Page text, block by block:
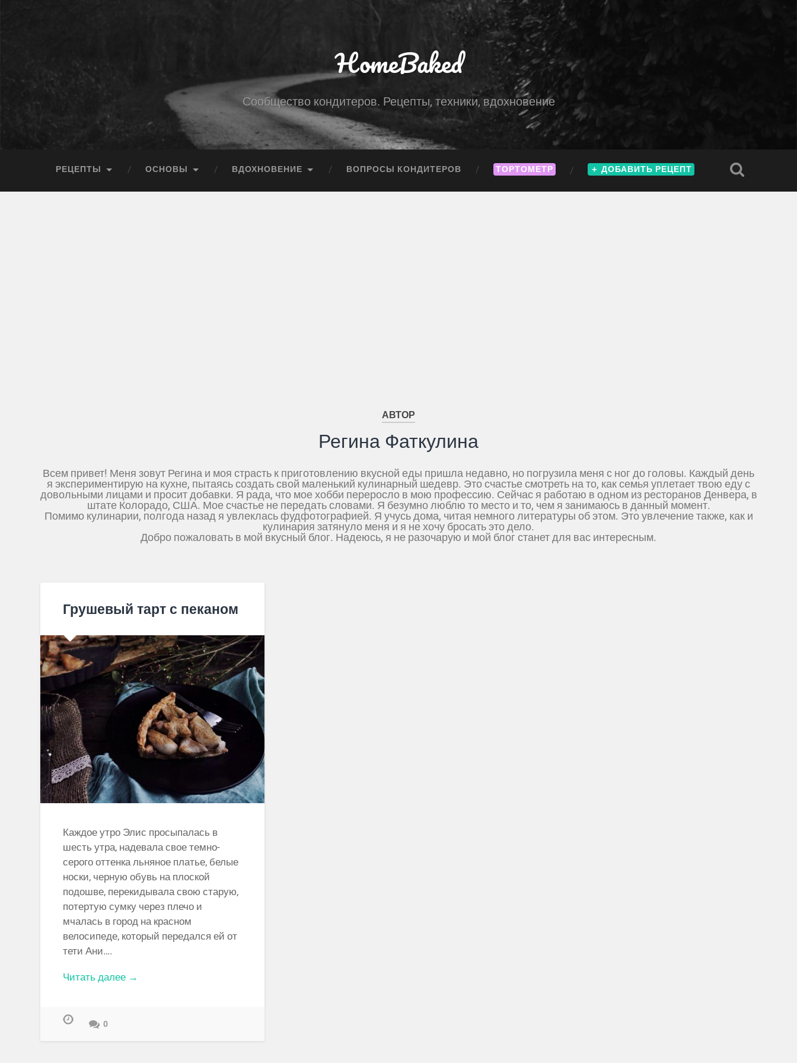
HomeBaked
Сообщество кондитеров. Рецепты, техники, вдохновение
РЕЦЕПТЫ ОСНОВЫ ВДОХНОВЕНИЕ ВОПРОСЫ КОНДИТЕРОВ ТОРТОМЕТР ＋ ДОБАВИТЬ РЕЦЕПТ
АВТОР
Регина Фаткулина
Всем привет! Меня зовут Регина и моя страсть к приготовлению вкусной еды пришла недавно, но погрузила меня с ног до головы. Каждый день
я экспериментирую на кухне, пытаясь создать свой маленький кулинарный шедевр. Это счастье смотреть на то, как семья уплетает твою еду с
довольными лицами и просит добавки. Я рада, что мое хобби переросло в мою профессию. Сейчас я работаю в одном из ресторанов Денвера, в
штате Колорадо, США. Мое счастье не передать словами. Я безумно люблю то место и то, чем я занимаюсь в данный момент.
Помимо кулинарии, полгода назад я увлеклась фудфотографией. Я учусь дома, читая немного литературы об этом. Это увлечение также, как и
кулинария затянуло меня и я не хочу бросать это дело.
Добро пожаловать в мой вкусный блог. Надеюсь, я не разочарую и мой блог станет для вас интересным.
Грушевый тарт с пеканом
Каждое утро Элис просыпалась в
шесть утра, надевала свое темно-
серого оттенка льняное платье, белые
носки, черную обувь на плоской
подошве, перекидывала свою старую,
потертую сумку через плечо и
мчалась в город на красном
велосипеде, который передался ей от
тети Ани….
Читать далее →
0